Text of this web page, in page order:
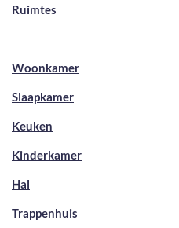
Ruimtes
Woonkamer
Slaapkamer
Keuken
Kinderkamer
Hal
Trappenhuis